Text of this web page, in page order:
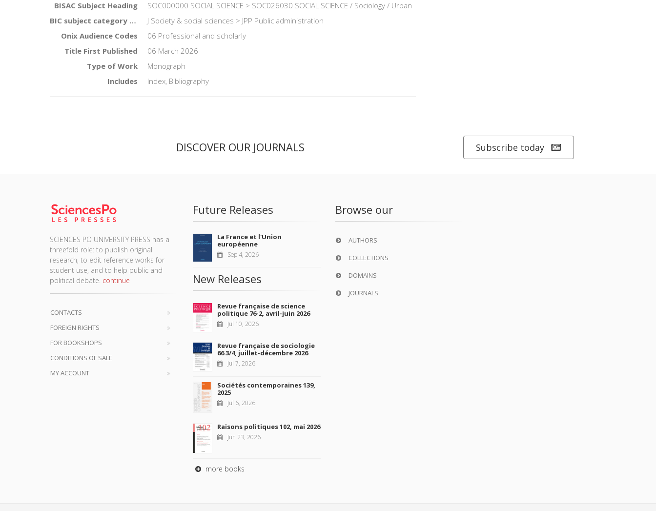
BISAC Subject Heading
SOC000000 SOCIAL SCIENCE > SOC026030 SOCIAL SCIENCE / Sociology / Urban
BIC subject category (UK)
J Society & social sciences > JPP Public administration
Onix Audience Codes
06 Professional and scholarly
Title First Published
06 March 2026
Type of Work
Monograph
Includes
Index, Bibliography
DISCOVER OUR JOURNALS Subscribe today
SCIENCES PO UNIVERSITY PRESS has a
threefold role: to publish original
research, to edit reference works for
student use, and to help public and
political debate. continue
CONTACTS
FOREIGN RIGHTS
FOR BOOKSHOPS
CONDITIONS OF SALE
MY ACCOUNT
Future Releases
La France et l'Union
européenne
Sep 4, 2026
New Releases
Revue française de science
politique 76-2, avril-juin 2026
Jul 10, 2026
Revue française de sociologie
66 3/4, juillet-décembre 2026
Jul 7, 2026
Sociétés contemporaines 139,
2025
Jul 6, 2026
Raisons politiques 102, mai 2026
Jun 23, 2026
more books
Browse our
AUTHORS
COLLECTIONS
DOMAINS
JOURNALS